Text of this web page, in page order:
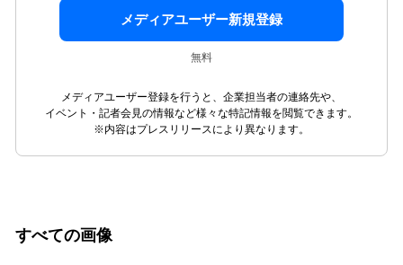
メディアユーザー新規登録
無料
メディアユーザー登録を行うと、企業担当者の連絡先や、
イベント・記者会見の情報など様々な特記情報を閲覧できます。
※内容はプレスリリースにより異なります。
すべての画像